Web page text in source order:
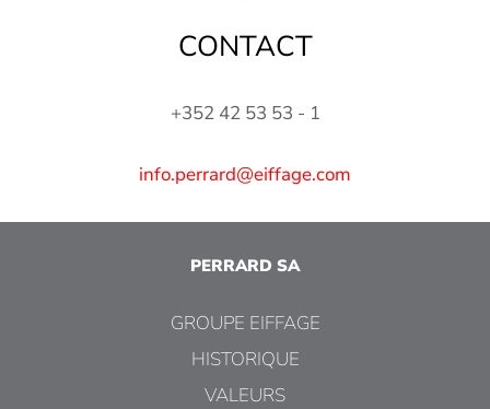
CONTACT
+352 42 53 53 - 1
info.perrard@eiffage.com
PERRARD SA
GROUPE EIFFAGE
HISTORIQUE
VALEURS